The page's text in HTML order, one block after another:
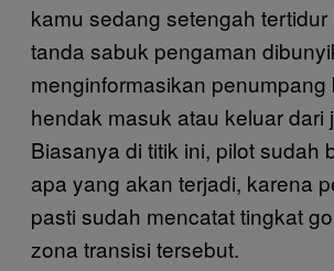
kamu sedang setengah tertidur
tanda sabuk pengaman
menginformasikan penumpang
hendak masuk atau keluar dari
Biasanya di titik ini, pilot sudah
apa yang akan terjadi, karena
pasti sudah mencatat tingkat
zona transisi tersebut.